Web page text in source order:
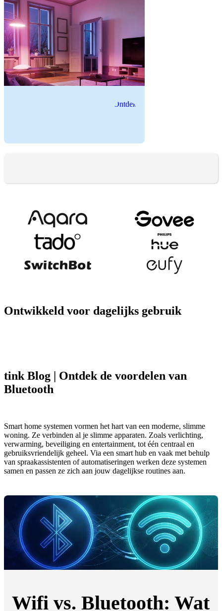
Ontdek
Ontwikkeld voor dagelijks gebruik
tink Blog | Ontdek de voordelen van
Bluetooth
Smart home systemen vormen het hart van een moderne, slimme
woning. Ze verbinden al je slimme apparaten. Zoals verlichting,
verwarming, beveiliging en entertainment, tot één centraal en
gebruiksvriendelijk geheel. Via een smart hub en vaak met behulp
van spraakassistenten of automatiseringen werken deze systemen
samen en passen ze zich aan jouw dagelijkse routines aan.
Wifi vs. Bluetooth: Wat